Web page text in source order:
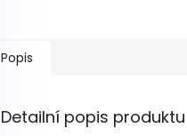
Popis
Detailní popis produktu